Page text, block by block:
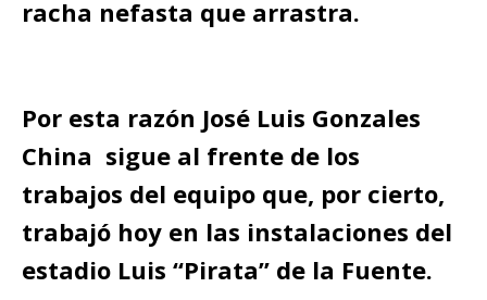
racha nefasta que arrastra.
Por esta razón José Luis Gonzales
China sigue al frente de los
trabajos del equipo que, por cierto,
trabajó hoy en las instalaciones del
estadio Luis “Pirata” de la Fuente.